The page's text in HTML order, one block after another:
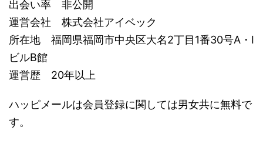
出会い率 非公開
運営会社 株式会社アイベック
所在地 福岡県福岡市中央区大名2丁目1番30号A・I
ビルB館
運営歴 20年以上
ハッピメールは会員登録に関しては男女共に無料で
す。